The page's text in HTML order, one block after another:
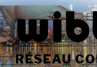
Aller
au
contenu
principal
RÉSEAU